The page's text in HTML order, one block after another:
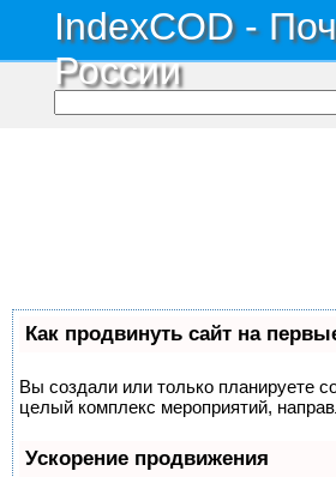
IndexCOD -
России
Как продвинуть сайт на
Вы создали или только планируете
целый комплекс мероприятий,
Ускорение продвижения